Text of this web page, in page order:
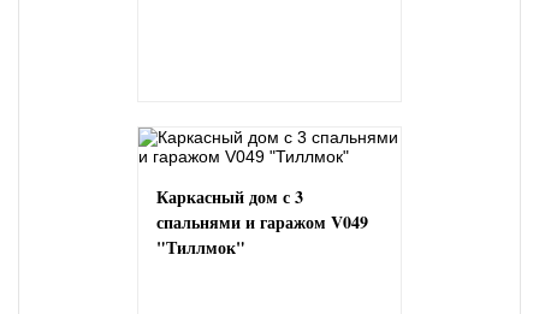
Каркасный дом с 3
спальнями и гаражом V049
"Тиллмок"